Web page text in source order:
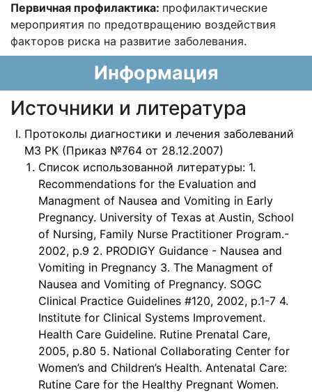
Первичная профилактика: профилактические
мероприятия по предотвращению воздействия
факторов риска на развитие заболевания.
Информация
Источники и литература
Протоколы диагностики и лечения заболеваний
МЗ РК (Приказ №764 от 28.12.2007)
Список использованной литературы: 1.
Recommendations for the Evaluation and
Managment of Nausea and Vomiting in Early
Pregnancy. University of Texas at Austin, School
of Nursing, Family Nurse Practitioner Program.-
2002, p.9 2. PRODIGY Guidance - Nausea and
Vomiting in Pregnancy 3. The Managment of
Nausea and Vomiting of Pregnancy. SOGC
Clinical Practice Guidelines #120, 2002, p.1-7 4.
Institute for Clinical Systems Improvement.
Health Care Guideline. Rutine Prenatal Care,
2005, p.80 5. National Collaborating Center for
Women’s and Children’s Health. Antenatal Care:
Rutine Care for the Healthy Pregnant Women.